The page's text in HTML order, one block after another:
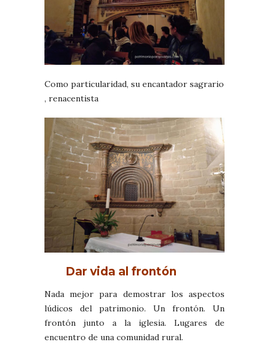
Como particularidad, su encantador sagrario
, renacentista
Dar vida al frontón
Nada mejor para demostrar los aspectos
lúdicos del patrimonio. Un frontón. Un
frontón junto a la iglesia. Lugares de
encuentro de una comunidad rural.